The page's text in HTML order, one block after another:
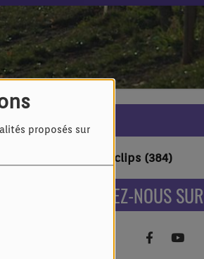
proposés sur
VIDÉOS
Vidéo-clips (384)
RETROUVEZ-NOUS SUR